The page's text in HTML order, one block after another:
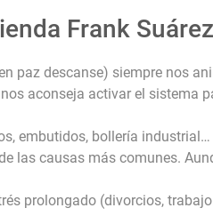
Frank
paz descanse) siempre nos
aconseja activar el sistema
embutidos, bollería
las causas más comunes.
prolongado (divorcios,